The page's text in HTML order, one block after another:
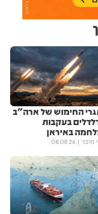
החימוש של ארה"ב
בעקבות
באיראן
פרבר 08.08.26